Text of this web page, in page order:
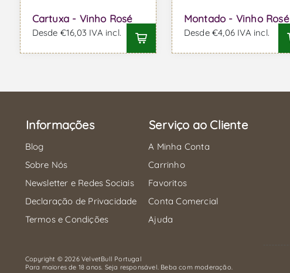
Cartuxa - Vinho Rosé
Desde €16,03 IVA incl.
Montado - Vinho Rosé
Desde €4,06 IVA incl.
Informações
Blog
Sobre Nós
Newsletter e Redes Sociais
Declaração de Privacidade
Termos e Condições
Serviço ao Cliente
A Minha Conta
Carrinho
Favoritos
Conta Comercial
Ajuda
Copyright © 2026 VelvetBull Portugal
Para maiores de 18 anos. Seja responsável. Beba com moderação.